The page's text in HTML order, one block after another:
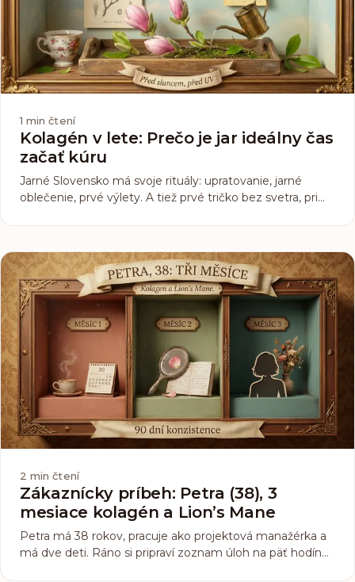
1 min čtení
Kolagén v lete: Prečo je jar ideálny čas
začať kúru
Jarné Slovensko má svoje rituály: upratovanie, jarné
oblečenie, prvé výlety. A tiež prvé tričko bez svetra, pri
to, aby efekt bol viditeľný práve vtedy, kedy ho chcete.
2 min čtení
Zákaznícky príbeh: Petra (38), 3
mesiace kolagén a Lion’s Mane
Petra má 38 rokov, pracuje ako projektová manažérka a
má dve deti. Ráno si pripraví zoznam úloh na päť hodín